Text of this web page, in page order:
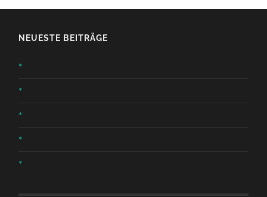
NEUESTE BEITRÄGE
*
*
*
*
*